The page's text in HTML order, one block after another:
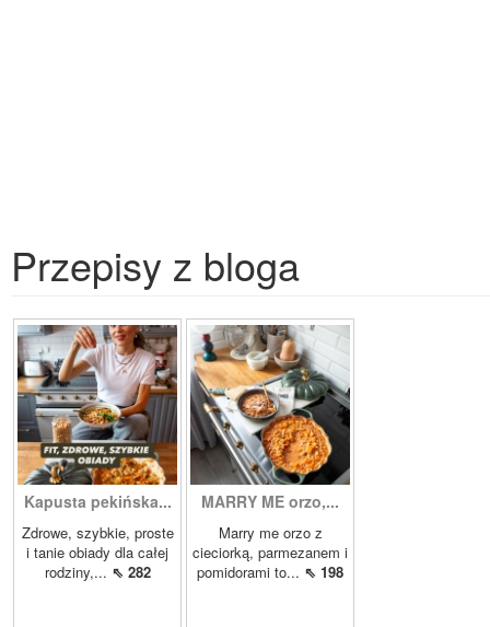
Przepisy z bloga
Kapusta pekińska...
Zdrowe, szybkie, proste
i tanie obiady dla całej
rodziny,... ⇖ 282
MARRY ME orzo,...
Marry me orzo z
cieciorką, parmezanem i
pomidorami to... ⇖ 198